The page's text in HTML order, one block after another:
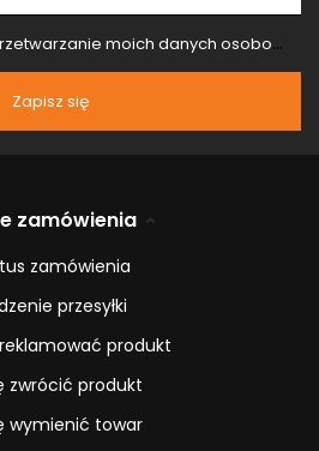
e-mail) na potrzeby wysyłki newslettera z informacją handlową (marketing). Więcej w
Zapisz się
zamówienia
zamówienia
przesyłki
produkt
zwrócić produkt
wymienić towar